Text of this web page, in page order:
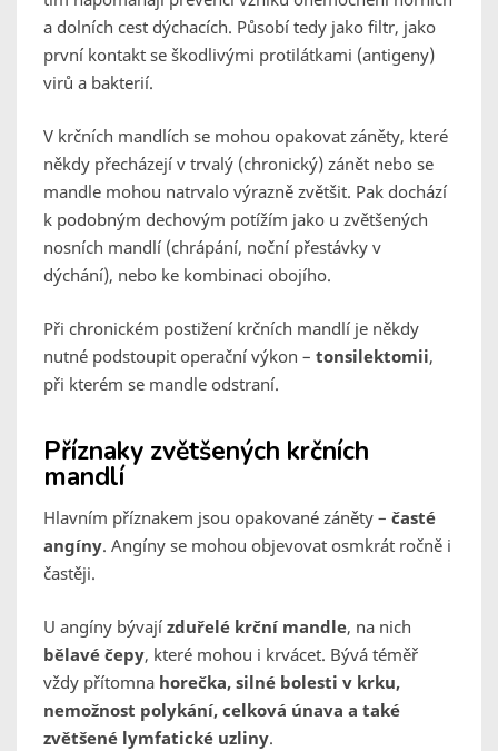
a dolních cest dýchacích. Působí tedy jako filtr, jako
první kontakt se škodlivými protilátkami (antigeny)
virů a bakterií.
V krčních mandlích se mohou opakovat záněty, které
někdy přecházejí v trvalý (chronický) zánět nebo se
mandle mohou natrvalo výrazně zvětšit. Pak dochází
k podobným dechovým potížím jako u zvětšených
nosních mandlí (chrápání, noční přestávky v
dýchání), nebo ke kombinaci obojího.
Při chronickém postižení krčních mandlí je někdy
nutné podstoupit operační výkon – tonsilektomii,
při kterém se mandle odstraní.
Příznaky zvětšených krčních
mandlí
Hlavním příznakem jsou opakované záněty – časté
angíny. Angíny se mohou objevovat osmkrát ročně i
častěji.
U angíny bývají zduřelé krční mandle, na nich
bělavé čepy, které mohou i krvácet. Bývá téměř
vždy přítomna horečka, silné bolesti v krku,
nemožnost polykání, celková únava a také
zvětšené lymfatické uzliny.